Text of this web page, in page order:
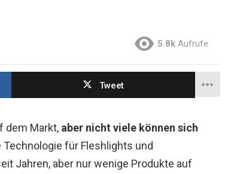
5.8k Aufrufe
Tweet
dem Markt, aber nicht viele können sich
Technologie für Fleshlights und
Jahren, aber nur wenige Produkte auf